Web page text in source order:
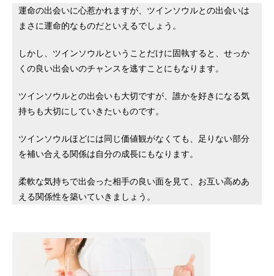
運命の出会いに心惹かれますが、ツインソウルとの出会いは
まさに運命的なものだといえるでしょう。
しかし、ツインソウルということだけに固執すると、せっか
くの良い出会いのチャンスを逃すことにもなります。
ツインソウルとの出会いも大切ですが、誰かを好きになる気
持ちも大切にしていきたいものです。
ツインソウルほどには同じ価値観がなくても、足りない部分
を補い合える関係は自分の成長にもなります。
柔軟な気持ちで出会った相手の良い面を見て、お互い高めあ
える関係性を築いていきましょう。